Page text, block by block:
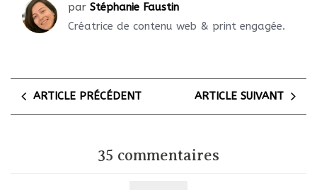
par Stéphanie Faustin
Créatrice de contenu web & print engagée.
ARTICLE PRÉCÉDENT ARTICLE SUIVANT
35 commentaires